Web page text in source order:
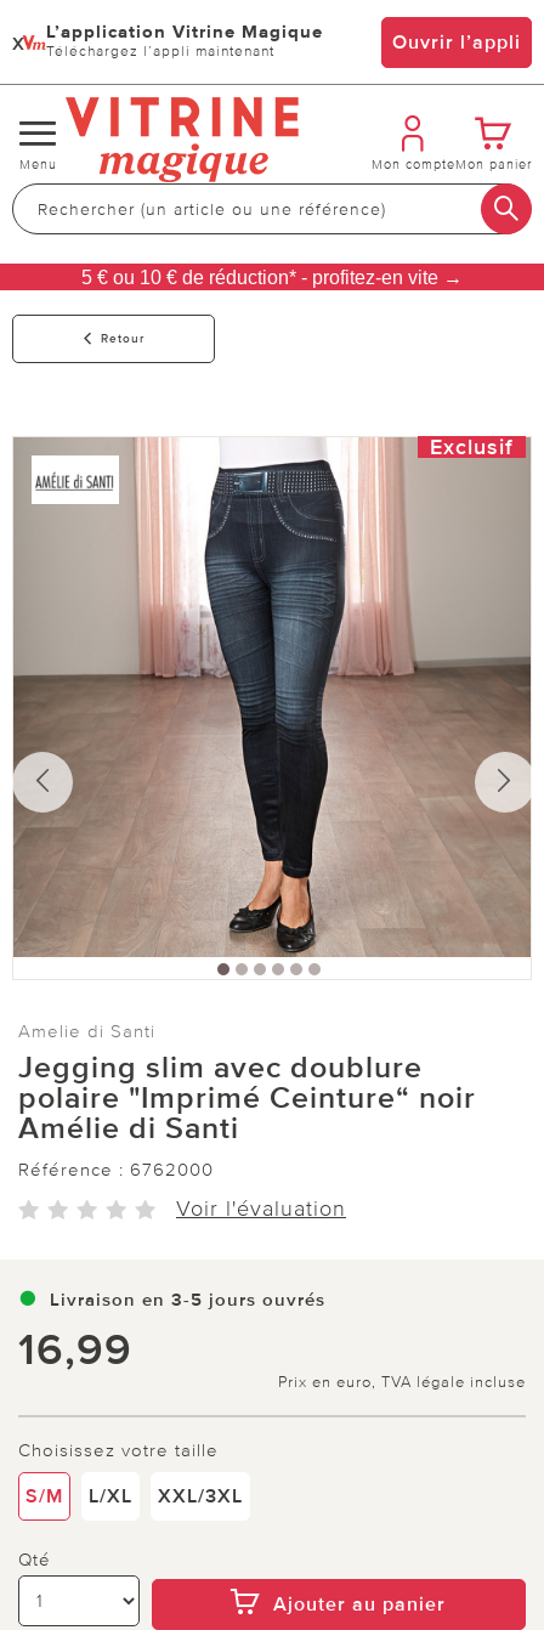
x L’application Vitrine Magique
Téléchargez l’appli maintenant Ouvrir l’appli
Changer
de
navigation
Menu Mon compteMon panier
5 € ou 10 € de réduction* - profitez-en vite →
Retour
Exclusif
Amelie di Santi
Jegging slim avec doublure
polaire "Imprimé Ceinture“ noir
Amélie di Santi
Référence : 6762000
Voir l'évaluation
Livraison en 3-5 jours ouvrés
16,99
Prix en euro, TVA légale incluse
Choisissez votre taille
S/M L/XL XXL/3XL
Qté
Ajouter au panier